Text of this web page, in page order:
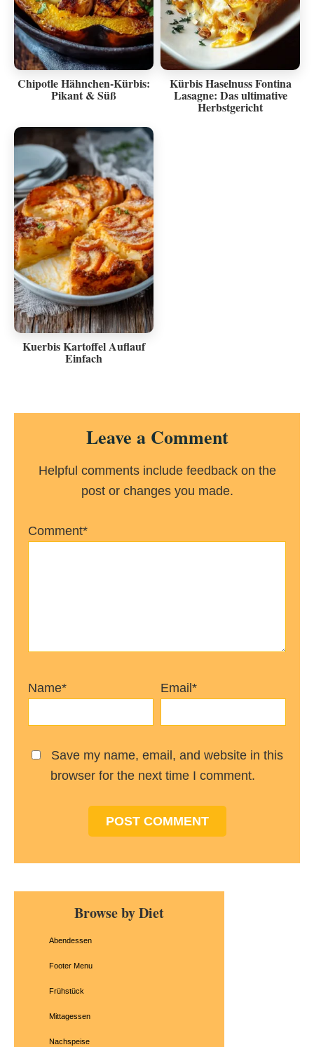
Chipotle Hähnchen-Kürbis:
Pikant & Süß
Kürbis Haselnuss Fontina
Lasagne: Das ultimative
Herbstgericht
Kuerbis Kartoffel Auflauf
Einfach
Reader
InteractionsLeave a Comment
Helpful comments include feedback on the
post or changes you made.
Comment*
Name* Email*
Save my name, email, and website in this
browser for the next time I comment.
Primary
SidebarBrowse by Diet
Abendessen
Footer Menu
Frühstück
Mittagessen
Nachspeise